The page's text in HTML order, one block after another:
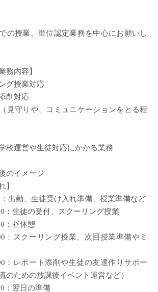
の授業、単位認定業務を中心にお願いし
務内容】
グ授業対応
削対応
見守りや、コミュニケーションをとる程
校運営や生徒対応にかかる業務
のイメージ
】
出勤、生徒受け入れ準備、授業準備など
：生徒の受付、スクーリング授業
：昼休憩
：スクーリング授業、次回授業準備やミ
：レポート添削や生徒の友達作りサポー
のための放課後イベント運営など）
：翌日の準備